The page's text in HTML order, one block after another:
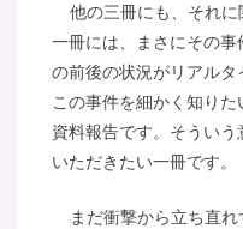
他の三冊にも、それ
一冊には、まさにその
の前後の状況がリアルタ
この事件を細かく知り
資料報告です。そうい
いただきたい一冊です。
まだ衝撃から立ち直